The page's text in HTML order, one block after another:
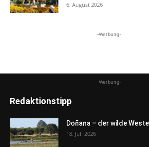
6. August 2026
-Werbung-
-Werbung-
Redaktionstipp
Doñana – der wilde
18. Juli 2026